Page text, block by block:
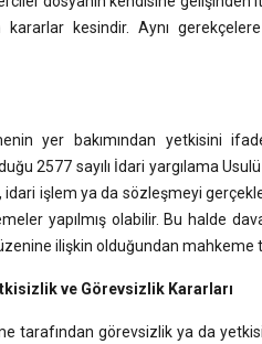
kesindir. Aynı
yer bakımından yetkisini
2577 sayılı İdari yargılama
işlem ya da sözleşmeyi
yapılmış olabilir. Bu halde
ilişkin olduğundan mahkeme
ve Görevsizlik Kararları
tarafından görevsizlik ya da